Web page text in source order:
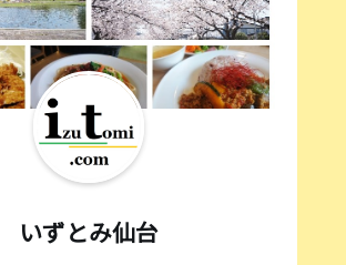
いずとみ仙台